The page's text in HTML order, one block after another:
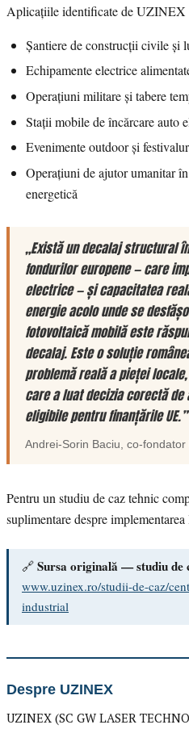
Aplicațiile identificate de UZINEX
Șantiere de construcții civile și
Echipamente electrice
Operațiuni militare și tabere
Stații mobile de încărcare auto
Evenimente outdoor și
Operațiuni de ajutor umanitar
energetică
„Există un decalaj structural
fondurilor europene — care
electrice — și capacitatea
energie acolo unde se
fotovoltaică mobilă este
decalaj. Este o soluție
problemă reală a pieței
care a luat decizia corectă
eligibile pentru finanțările UE.”
Andrei-Sorin Baciu, co-fondator
Pentru un studiu de caz tehnic
suplimentare despre
🔗 Sursa originală — studiu de
www.uzinex.ro/studii-de-caz/
industrial
Despre UZINEX
UZINEX (SC GW LASER